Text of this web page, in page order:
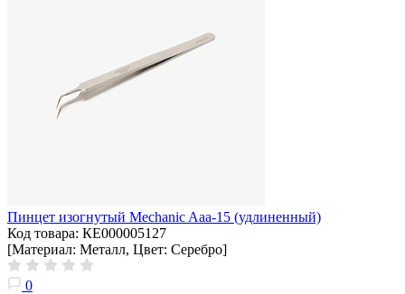
Пинцет изогнутый Mechanic Aaa-15 (удлиненный)
Код товара: КЕ000005127
[Материал: Металл, Цвет: Серебро]
0